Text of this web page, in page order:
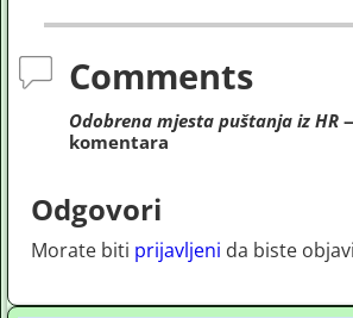
Comments
Odobrena mjesta puštanja iz HR
komentara
Odgovori
Morate biti prijavljeni da biste